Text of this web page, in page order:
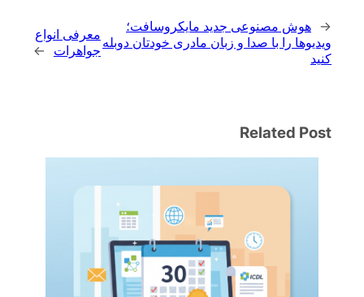
← هوش مصنوعی جدید مایکروسافت؛
ویدیوها را با صدا و زبان مادری خودتان دوبله
کنید
معرفی انواع
جواهرات
→
Related Post